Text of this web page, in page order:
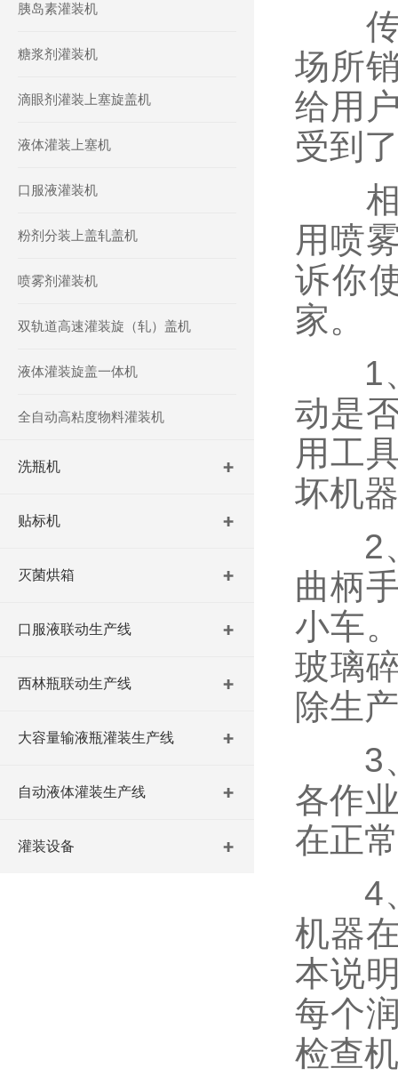
胰岛素灌装机
糖浆剂灌装机
滴眼剂灌装上塞旋盖机
液体灌装上塞机
口服液灌装机
粉剂分装上盖轧盖机
喷雾剂灌装机
双轨道高速灌装旋（轧）盖机
液体灌装旋盖一体机
全自动高粘度物料灌装机
洗瓶机
贴标机
灭菌烘箱
口服液联动生产线
西林瓶联动生产线
大容量输液瓶灌装生产线
自动液体灌装生产线
灌装设备
传
场所
给用
受到
相
用喷
诉你
家。
1、
动是
用工
坏机
2、
曲柄
小车
玻璃
除生
3、
各作
在正
4、
机器
本说
每个
检查